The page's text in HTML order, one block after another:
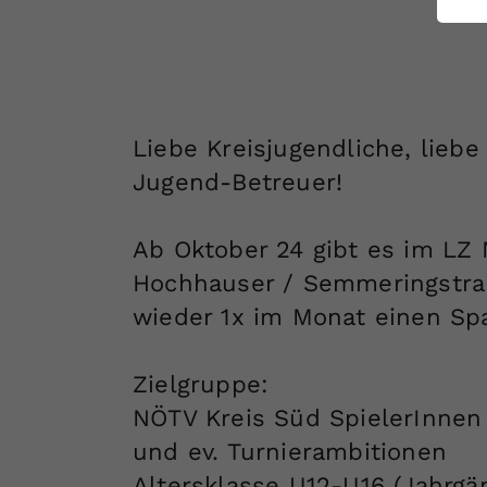
Liebe Kreisjugendliche,
Jugend-Betreuer!
Ab Oktober 24 gibt es im LZ
Hochhauser /
wieder 1x im Monat einen
Zielgruppe:
NÖTV Kreis Süd
und ev. Turnierambitionen